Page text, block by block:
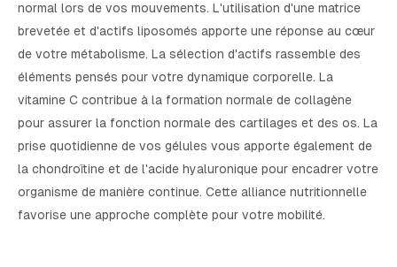
normal lors de vos mouvements. L'utilisation d'une matrice
brevetée et d'actifs liposomés apporte une réponse au cœur
de votre métabolisme. La sélection d'actifs rassemble des
éléments pensés pour votre dynamique corporelle. La
vitamine C contribue à la formation normale de collagène
pour assurer la fonction normale des cartilages et des os. La
prise quotidienne de vos gélules vous apporte également de
la chondroïtine et de l'acide hyaluronique pour encadrer votre
organisme de manière continue. Cette alliance nutritionnelle
favorise une approche complète pour votre mobilité.